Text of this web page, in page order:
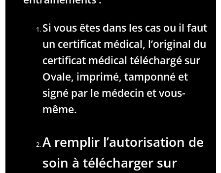
Si vous êtes dans les cas ou il faut
un certificat médical, l’original du
certificat médical téléchargé sur
Ovale, imprimé, tamponné et
signé par le médecin et vous-
même.
A remplir l’autorisation de
soin à télécharger sur